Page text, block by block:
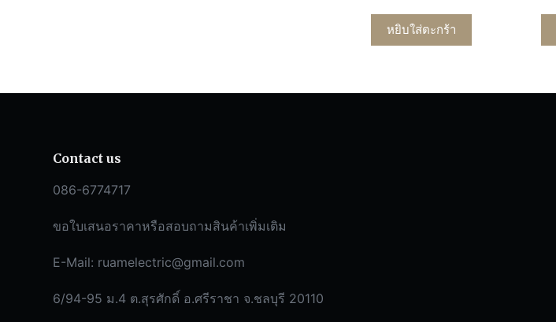
หยิบใส่ตะกร้า
Contact us
086-6774717
ขอใบเสนอราคาหรือสอบถามสินค้าเพิ่มเติม
E-Mail: ruamelectric@gmail.com
6/94-95 ม.4 ต.สุรศักดิ์ อ.ศรีราชา จ.ชลบุรี 20110